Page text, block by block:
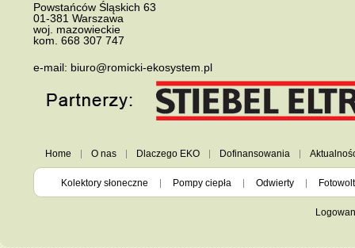
Powstańców Śląskich 63
01-381 Warszawa
woj. mazowieckie
kom. 668 307 747
e-mail: biuro@romicki-ekosystem.pl
Home O nas Dlaczego EKO Dofinansowania
Kolektory słoneczne Pompy ciepła Odwierty